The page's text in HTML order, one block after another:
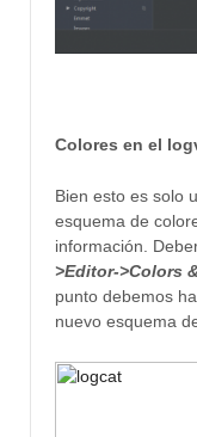
Colores en el
Bien esto es solo
esquema de
información.
>Editor->Colors
punto debemos
nuevo esquema